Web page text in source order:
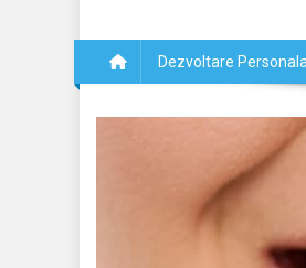
Dezvoltare Personala